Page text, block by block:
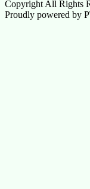
Copyright All Rights
Proudly powered by